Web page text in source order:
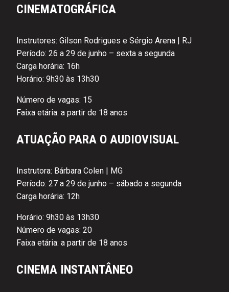
CINEMATOGRÁFICA
Instrutores: Gilson Rodrigues e Sérgio Arena | RJ
Período: 26 a 29 de junho – sexta a segunda
Carga horária: 16h
Horário: 9h30 às 13h30
Número de vagas: 15
Faixa etária: a partir de 18 anos
ATUAÇÃO PARA O AUDIOVISUAL
Instrutora: Bárbara Colen | MG
Período: 27 a 29 de junho – sábado a segunda
Carga horária: 12h
Horário: 9h30 às 13h30
Número de vagas: 20
Faixa etária: a partir de 18 anos
CINEMA INSTANTÂNEO